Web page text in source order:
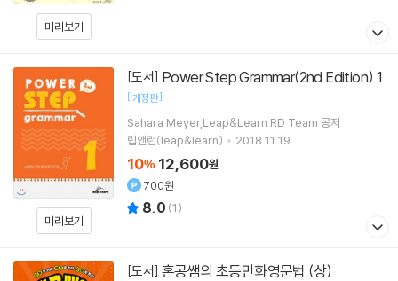
미리보기
미리보기
[도서] Power Step Grammar(2nd Edition) 1
[개정판]
Sahara Meyer,Leap&Learn RD Team 공저
립앤런(leap&learn)
2018.11.19.
10% 12,600원
700원
8.0 (1)
[도서] 혼공쌤의 초등만화영문법 (상)